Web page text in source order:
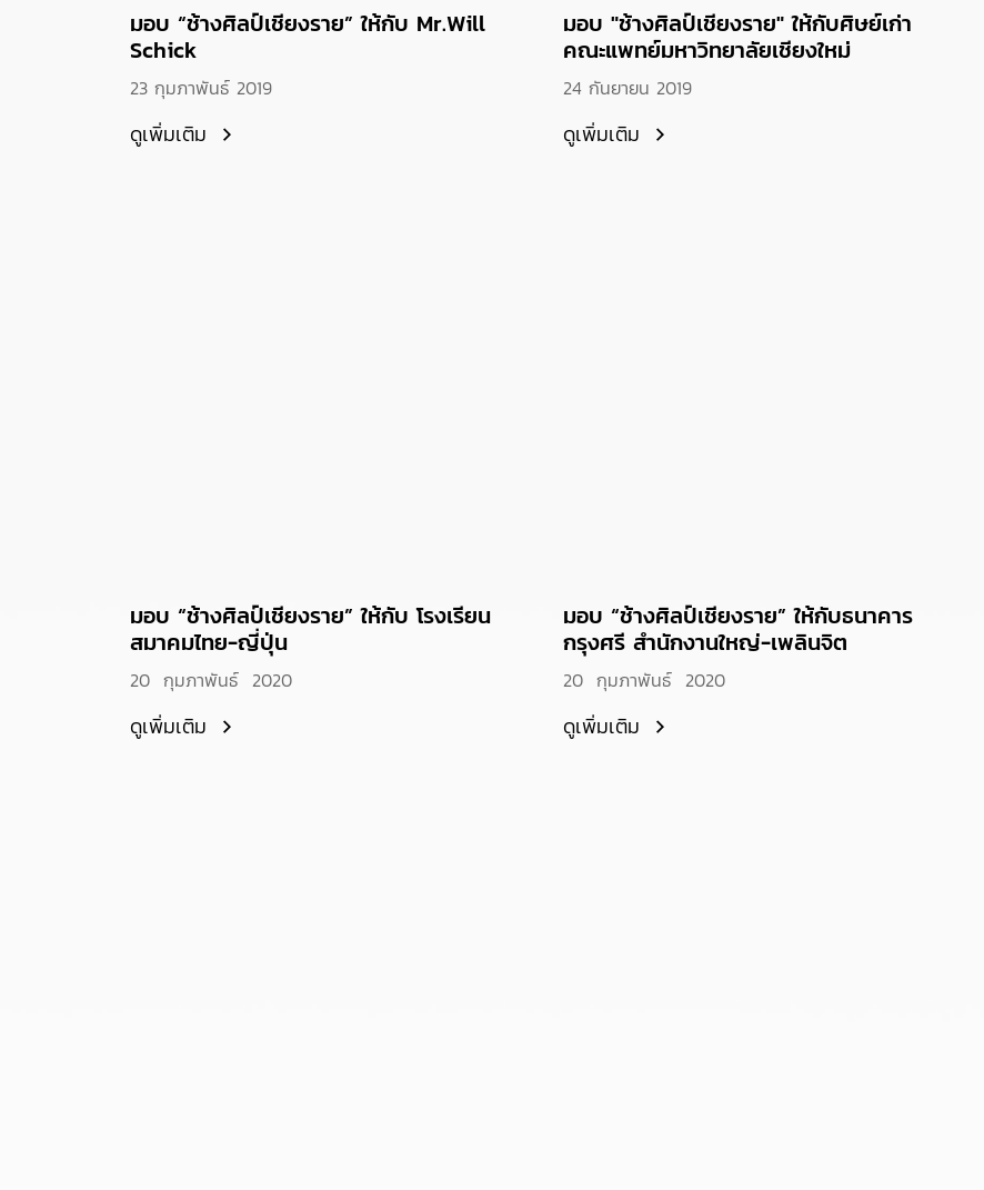
มอบ “ช้างศิลป์เชียงราย” ให้กับ Mr.Will
Schick
23 กุมภาพันธ์ 2019
ดูเพิ่มเติม
มอบ "ช้างศิลป์เชียงราย" ให้กับศิษย์เก่า
คณะแพทย์มหาวิทยาลัยเชียงใหม่
24 กันยายน 2019
ดูเพิ่มเติม
มอบ “ช้างศิลป์เชียงราย” ให้กับ โรงเรียน
สมาคมไทย-ญี่ปุ่น
20 กุมภาพันธ์ 2020
ดูเพิ่มเติม
มอบ “ช้างศิลป์เชียงราย” ให้กับธนาคาร
กรุงศรี สำนักงานใหญ่-เพลินจิต
20 กุมภาพันธ์ 2020
ดูเพิ่มเติม